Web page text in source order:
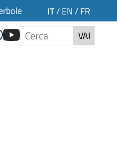
IT/ EN / FR
VAI